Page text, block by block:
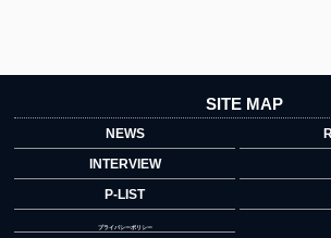
SITE MAP
NEWS
INTERVIEW
P-LIST
プライバシーポリシー